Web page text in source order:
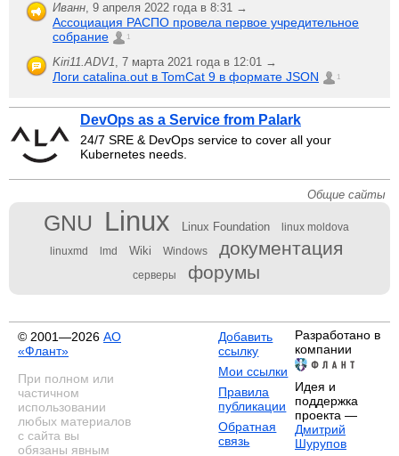
Иванн, 9 апреля 2022 года в 8:31 →
Ассоциация РАСПО провела первое учредительное
собрание
1
Kiri11.ADV1, 7 марта 2021 года в 12:01 →
Логи catalina.out в TomCat 9 в формате JSON 1
DevOps as a Service from Palark
24/7 SRE & DevOps service to cover all your
Kubernetes needs.
Общие сайты
GNU Linux Linux Foundation linux moldova
linuxmd lmd Wiki Windows документация
серверы форумы
© 2001—2026 АО
«Флант»
При полном или
частичном
использовании
любых материалов
с сайта вы
обязаны явным
Добавить
ссылку
Мои ссылки
Правила
публикации
Обратная
связь
Разработано в
компании
Идея и
поддержка
проекта —
Дмитрий
Шурупов